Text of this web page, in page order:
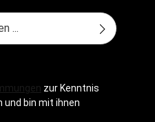
zur Kenntnis
und bin mit ihnen